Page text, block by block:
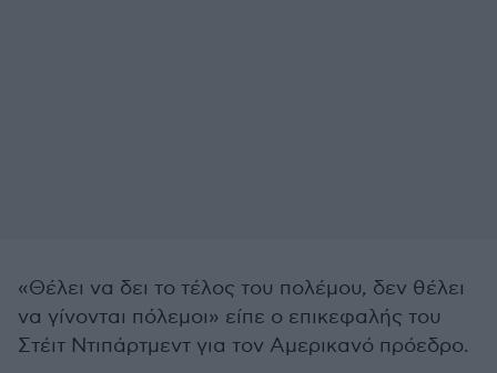
«Θέλει να δει το τέλος του πολέμου, δεν θέλει
να γίνονται πόλεμοι» είπε ο επικεφαλής του
Στέιτ Ντιπάρτμεντ για τον Αμερικανό πρόεδρο.